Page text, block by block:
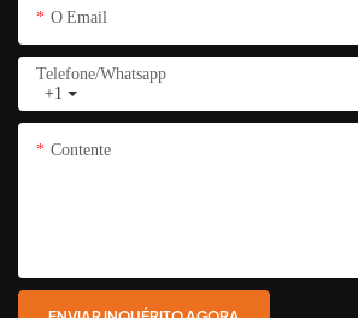
O Email
+1
Telefone/whatsapp
Contente